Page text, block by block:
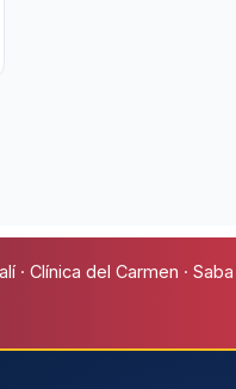
· Clínica del Carmen ·